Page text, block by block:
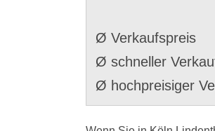
Ø Verkaufspreis
Ø schneller
Ø hochpreisiger